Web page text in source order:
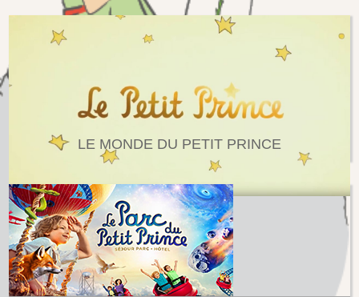
LE MONDE DU PETIT PRINCE